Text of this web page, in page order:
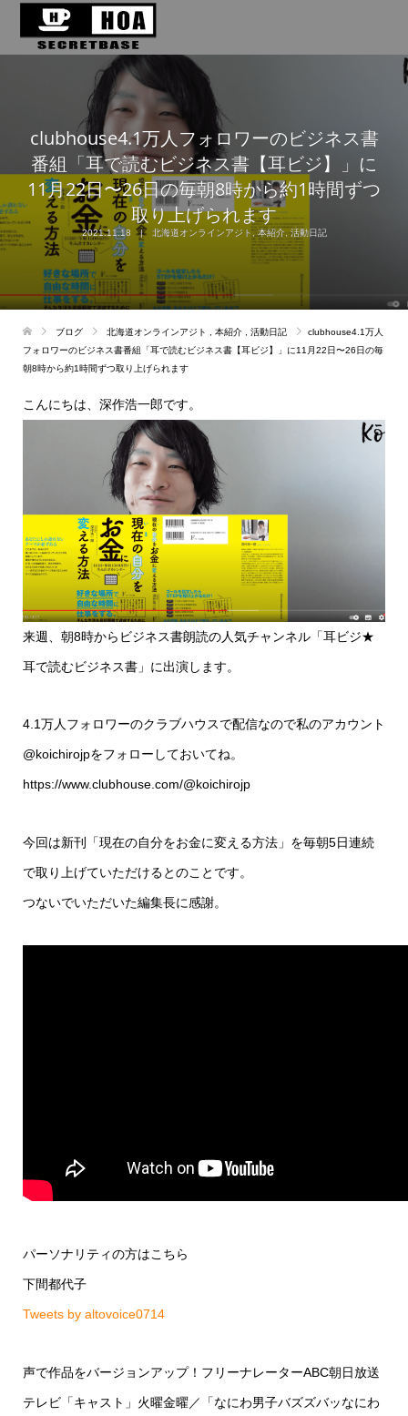
clubhouse4.1万人フォロワーのビジネス書
番組「耳で読むビジネス書【耳ビジ】」に
11月22日〜26日の毎朝8時から約1時間ずつ
取り上げられます
2021.11.18 北海道オンラインアジト,本紹介, 活動日記
ブログ 北海道オンラインアジト 本紹介 活動日記
clubhouse4.1万人
フォロワーのビジネス書番組「耳で読むビジネス書【耳ビジ】」に11月22日〜26日の毎
朝8時から約1時間ずつ取り上げられます
こんにちは、深作浩一郎です。
来週、朝8時からビジネス書朗読の人気チャンネル「耳ビジ★
耳で読むビジネス書」に出演します。
4.1万人フォロワーのクラブハウスで配信なので私のアカウント
@koichirojpをフォローしておいてね。
https://www.clubhouse.com/@koichirojp
今回は新刊「現在の自分をお金に変える方法」を毎朝5日連続
で取り上げていただけるとのことです。
つないでいただいた編集長に感謝。
パーソナリティの方はこちら
下間都代子
Tweets by altovoice0714
声で作品をバージョンアップ！フリーナレーターABC朝日放送
テレビ「キャスト」火曜金曜／「なにわ男子バズズバッなにわ